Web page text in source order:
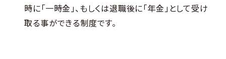
時に「一時金」、もしくは退職後に「年金」として受け
取る事ができる制度です。